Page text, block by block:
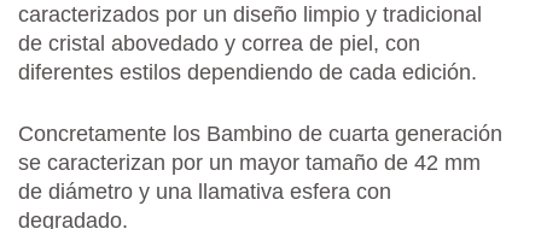
caracterizados por un diseño limpio y tradicional
de cristal abovedado y correa de piel, con
diferentes estilos dependiendo de cada edición.
Concretamente los Bambino de cuarta generación
se caracterizan por un mayor tamaño de 42 mm
de diámetro y una llamativa esfera con
degradado.